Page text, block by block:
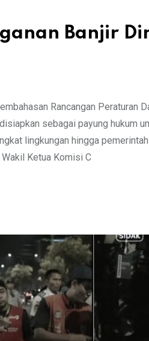
Banjir
Rancangan Peraturan
sebagai payung hukum
lingkungan hingga
Ketua Komisi C